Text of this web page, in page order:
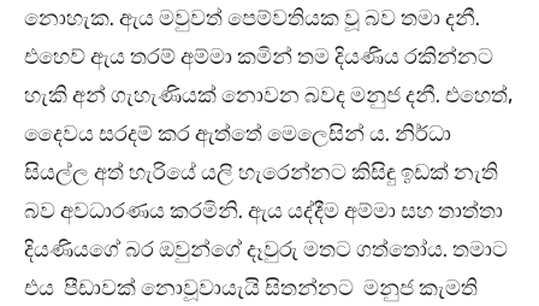
නොහැක. ඇය මවුවත් පෙම්වතියක වූ බව තමා දනී.
එහෙව් ඇය තරම් අම්මා කමින් තම දියණිය රකින්නට
හැකි අන් ගැහැණියක් නොවන බවද මනුජ දනී. එහෙත්,
දෛවය සරදම් කර ඇත්තේ මෙලෙසින් ය. නිර්ධා
සියල්ල අත් හැරියේ යලි හැරෙන්නට කිසිඳු ඉඩක් නැති
බව අවධාරණය කරමිනි. ඇය යද්දීම අම්මා සහ තාත්තා
දියණියගේ බර ඔවුන්ගේ දෑවුරු මතට ගත්තෝය. තමාට
එය පීඩාවක් නොවූවායැයි සිතන්නට මනුජ කැමති